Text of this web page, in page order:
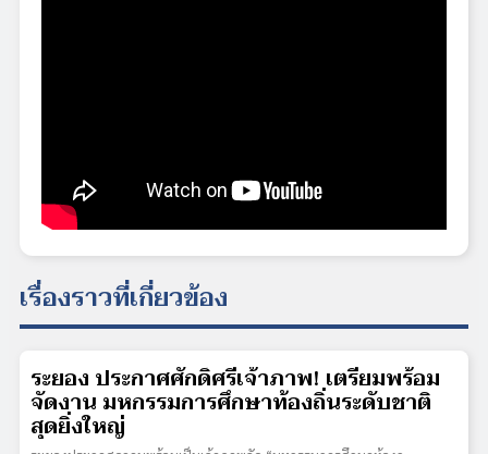
เรื่องราวที่เกี่ยวข้อง
ระยอง ประกาศศักดิ์ศรีเจ้าภาพ! เตรียมพร้อม
จัดงาน มหกรรมการศึกษาท้องถิ่นระดับชาติ
สุดยิ่งใหญ่